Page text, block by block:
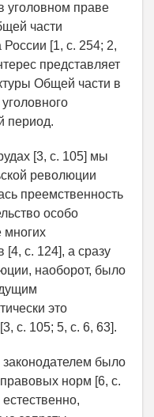
уголовном праве
части
России [1, с. 254; 2,
представляет
Общей части в
период.
[3, с. 105] мы
революции
преемственность
особо
многих
с. 124], а сразу
наоборот, было
это
с. 105; 5, с. 6, 63].
было
норм [6, с.